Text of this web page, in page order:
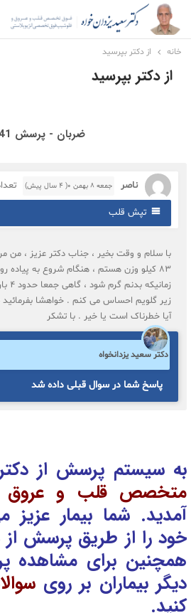
خانه از دکتر بپرسید
از دکتر بپرسید
ضربان - پرسش 11741
ناصر جمعه ۸ بهمن ۰( 4 سال پیش)
تپش قلب
83 کیلو وزن هستم ، هنگام شروع به پیاده
زیر گلویم احساس می کنم . خواهشا
آیا خطرناک است یا خیر . با تشکر
دکتر سعید یزدانخواه
پاسخ شما در سوال قبلی داده شد
به سیستم پرسش از دکتر
متخصص قلب و عروق
آمدید. شما بیمار
خود را از طریق پرسش از
همچنین برای مشاهده
دیگر بیماران بر روی
کنید.